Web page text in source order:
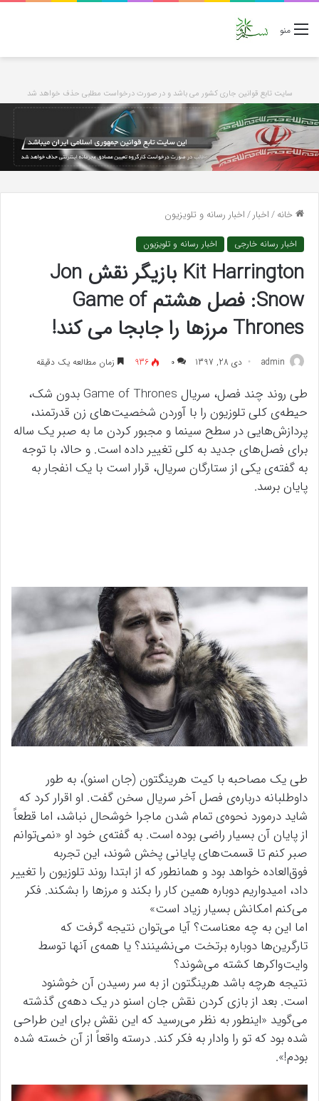
منو
سایت تابع قوانین جاری کشور می باشد و در صورت درخواست مطلبی حذف خواهد شد
خانه/اخبار/اخبار رسانه و تلویزیون
اخبار رسانه خارجی اخبار رسانه و تلویزیون
Kit Harrington بازیگر نقش Jon
Snow: فصل هشتم Game of
Thrones مرزها را جابجا می کند!
admin دی 28, 1397 ۰ 936 زمان مطالعه یک دقیقه
طی روند چند فصل، سریال Game of Thrones بدون شک،
حیطه‌ی کلی تلوزیون را با آوردن شخصیت‌های زن قدرتمند،
پردازش‌هایی در سطح سینما و مجبور کردن ما به صبر یک ساله
برای فصل‌های جدید به کلی تغییر داده است. و حالا، با توجه
به گفته‌ی یکی از ستارگان سریال، قرار است با یک انفجار به
پایان برسد.
طی یک مصاحبه با کیت هرینگتون (جان اسنو)، به طور
داوطلبانه درباره‌ی فصل آخر سریال سخن گفت. او اقرار کرد که
شاید درمورد نحوه‌ی تمام شدن ماجرا خوشحال نباشد، اما قطعاً
از پایان آن بسیار راضی بوده است. به گفته‌ی خود او «نمی‌توانم
صبر کنم تا قسمت‌های پایانی پخش شوند، این تجربه
فوق‌العاده خواهد بود و همانطور که از ابتدا روند تلوزیون را تغییر
داد، امیدواریم دوباره همین کار را بکند و مرزها را بشکند. فکر
می‌کنم امکانش بسیار زیاد است»
اما این به چه معناست؟ آیا می‌توان نتیجه گرفت که
تارگرین‌ها دوباره برتخت می‌نشینند؟ یا همه‌ی آنها توسط
وایت‌واکرها کشته می‌شوند؟
نتیجه هرچه باشد هرینگتون از به سر رسیدن آن خوشنود
است. بعد از بازی کردن نقش جان اسنو در یک دهه‌ی گذشته
می‌گوید «اینطور به نظر می‌رسید که این نقش برای این طراحی
شده بود که تو را وادار به فکر کند. درسته واقعاً از آن خسته شده
بودم!».